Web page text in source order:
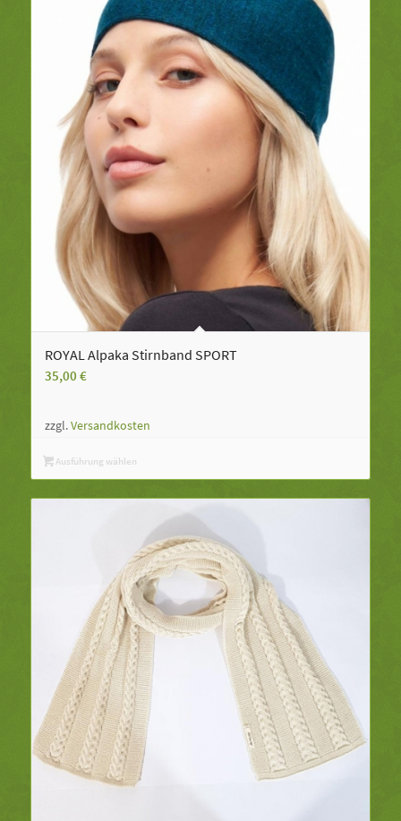
ROYAL Alpaka Stirnband SPORT
35,00 €
zzgl.Versandkosten
Ausführung wählen